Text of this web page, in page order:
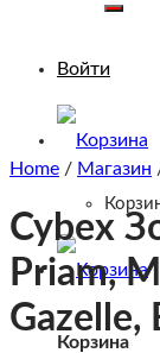
Войти
Корзина
Home / Магазин
Cybex
Priam,
Gazelle,